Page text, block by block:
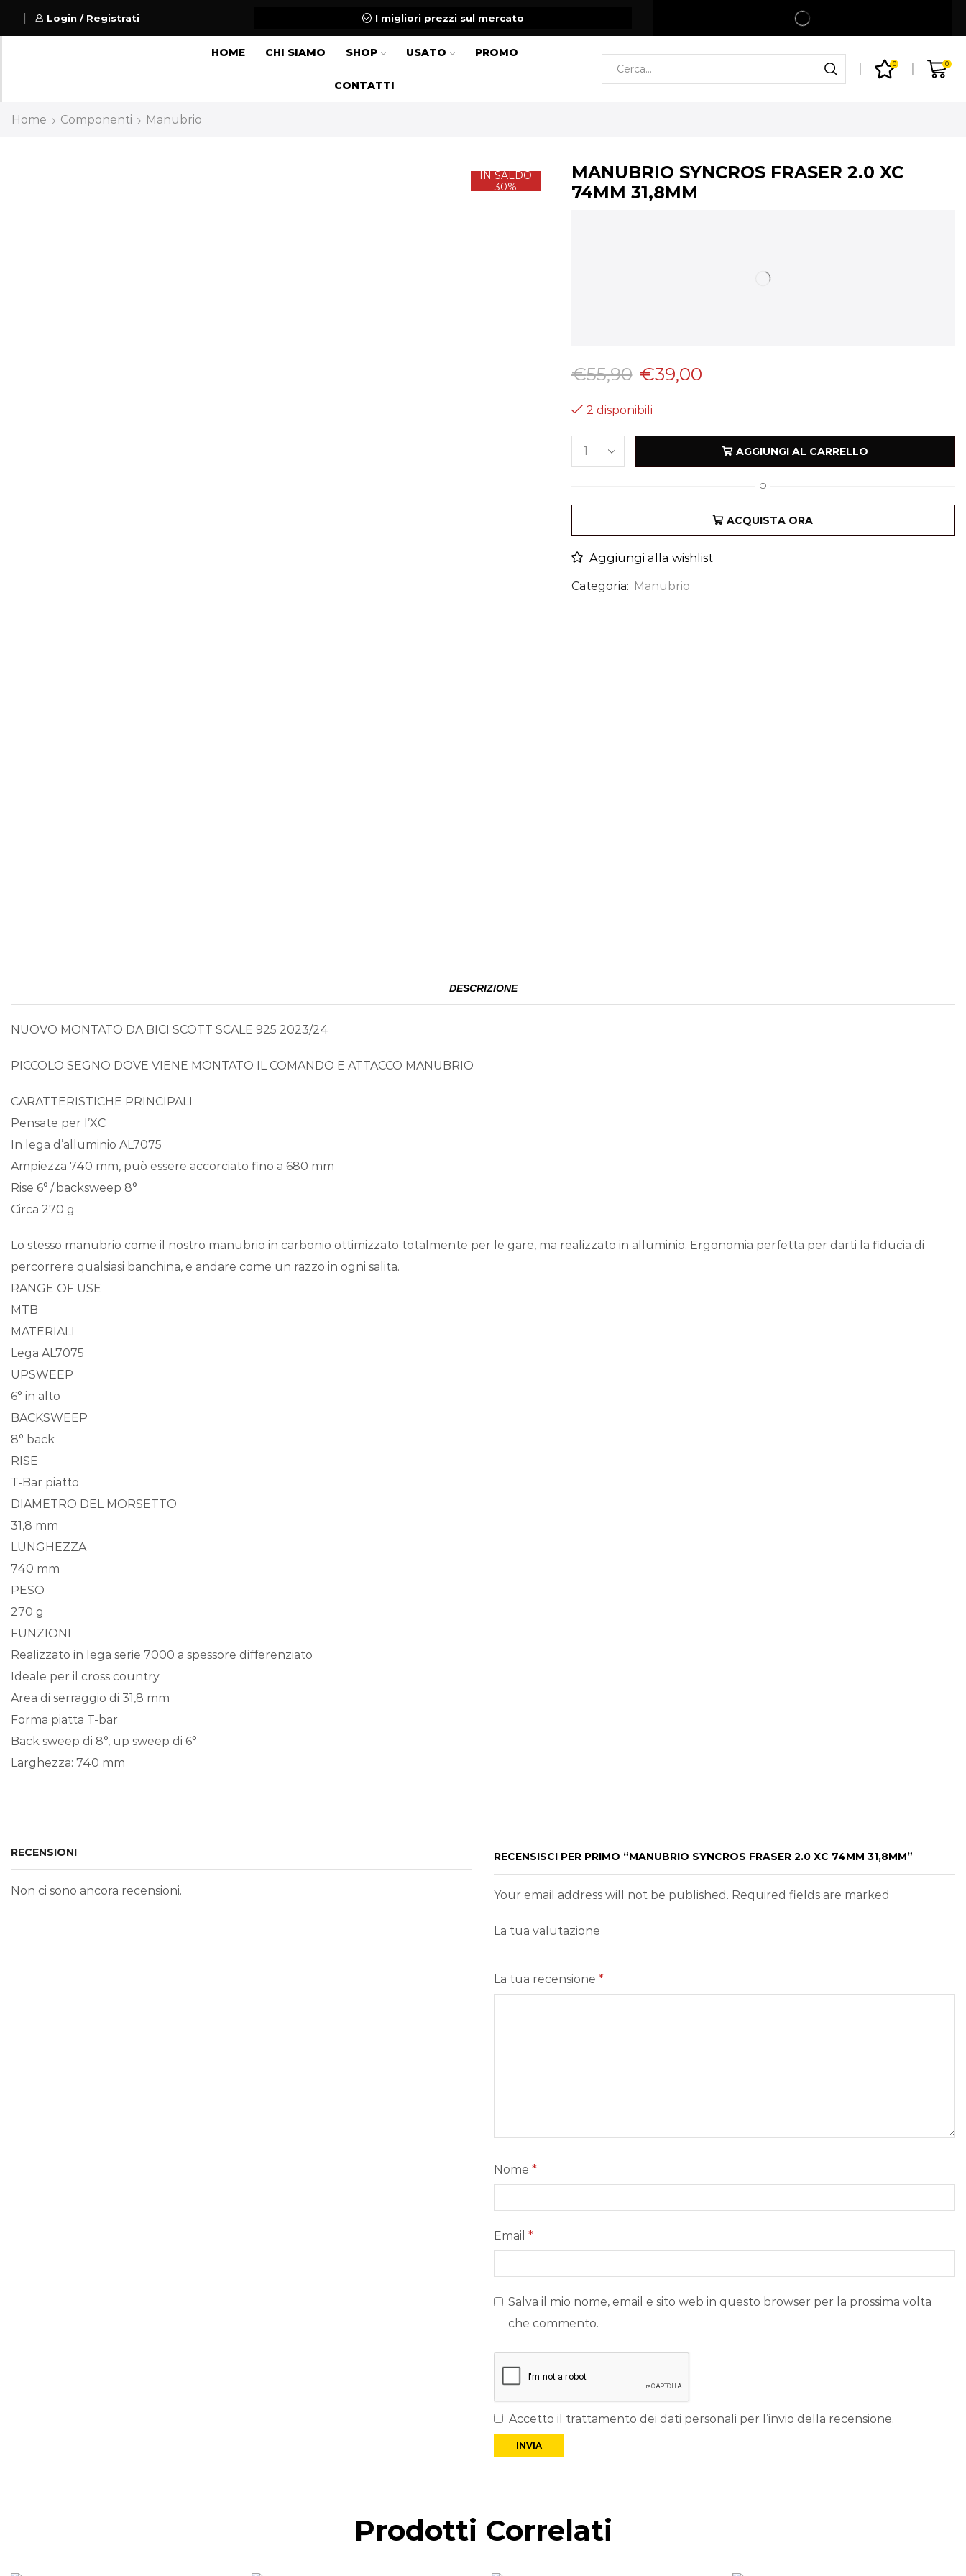
Login / Registrati I migliori prezzi sul mercato Spedizione gratuita per ordini superiori a 99€
HOME CHI SIAMO SHOP USATO PROMO
CONTATTI
0 0
Home Componenti Manubrio
IN SALDO
30%
MANUBRIO SYNCROS FRASER 2.0 XC
74MM 31,8MM
€55,90 €39,00
2 disponibili
AGGIUNGI AL CARRELLO
O
ACQUISTA ORA
Aggiungi alla wishlist
Categoria: Manubrio
DESCRIZIONE
NUOVO MONTATO DA BICI SCOTT SCALE 925 2023/24
PICCOLO SEGNO DOVE VIENE MONTATO IL COMANDO E ATTACCO MANUBRIO
CARATTERISTICHE PRINCIPALI
Pensate per l’XC
In lega d’alluminio AL7075
Ampiezza 740 mm, può essere accorciato fino a 680 mm
Rise 6° / backsweep 8°
Circa 270 g
Lo stesso manubrio come il nostro manubrio in carbonio ottimizzato totalmente per le gare, ma realizzato in alluminio. Ergonomia perfetta per darti la fiducia di
percorrere qualsiasi banchina, e andare come un razzo in ogni salita.
RANGE OF USE
MTB
MATERIALI
Lega AL7075
UPSWEEP
6° in alto
BACKSWEEP
8° back
RISE
T-Bar piatto
DIAMETRO DEL MORSETTO
31,8 mm
LUNGHEZZA
740 mm
PESO
270 g
FUNZIONI
Realizzato in lega serie 7000 a spessore differenziato
Ideale per il cross country
Area di serraggio di 31,8 mm
Forma piatta T-bar
Back sweep di 8°, up sweep di 6°
Larghezza: 740 mm
RECENSIONI
Non ci sono ancora recensioni.
RECENSISCI PER PRIMO “MANUBRIO SYNCROS FRASER 2.0 XC 74MM 31,8MM”
Your email address will not be published. Required fields are marked
La tua valutazione
La tua recensione *
Nome *
Email *
Salva il mio nome, email e sito web in questo browser per la prossima volta
che commento.
Accetto il trattamento dei dati personali per l’invio della recensione.
Prodotti Correlati